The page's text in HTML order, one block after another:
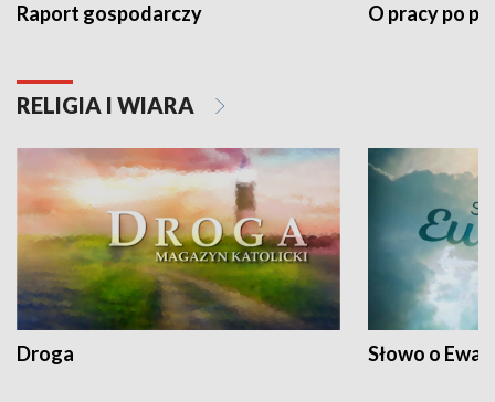
Raport gospodarczy O pracy po
RELIGIA I WIARA
Droga Słowo o